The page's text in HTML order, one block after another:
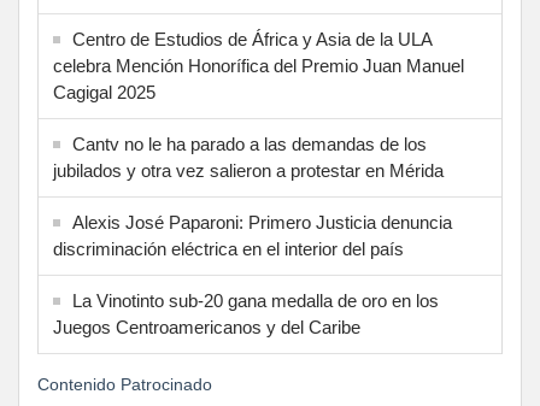
Centro de Estudios de África y Asia de la ULA
celebra Mención Honorífica del Premio Juan Manuel
Cagigal 2025
Cantv no le ha parado a las demandas de los
jubilados y otra vez salieron a protestar en Mérida
Alexis José Paparoni: Primero Justicia denuncia
discriminación eléctrica en el interior del país
La Vinotinto sub-20 gana medalla de oro en los
Juegos Centroamericanos y del Caribe
Contenido Patrocinado